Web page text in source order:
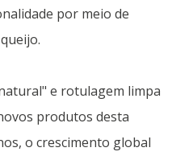
por meio de
e rotulagem limpa
produtos desta
o crescimento global